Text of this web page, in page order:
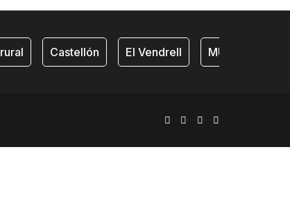
rural Castellón El Vendrell MURALTO